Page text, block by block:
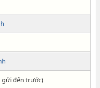
gửi đến trước)